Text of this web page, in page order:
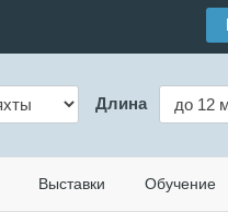
Длина
Выставки Обучение